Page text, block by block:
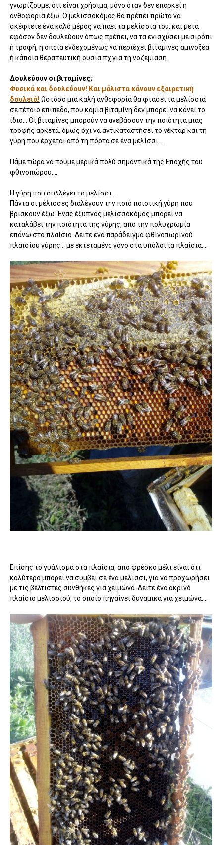
γνωρίζουμε, ότι είναι χρήσιμα, μόνο όταν δεν επαρκεί η
ανθοφορία έξω. Ο μελισσοκόμος θα πρέπει πρώτα να
σκέφτετε ένα καλό μέρος να πάει τα μελίσσια του, και μετά
εφόσον δεν δουλεύουν όπως πρέπει, να τα ενισχύσει με σιρόπι
ή τροφή, η οποία ενδεχομένως να περιέχει βιταμίνες αμινοξέα
ή κάποια θεραπευτική ουσία πχ για τη νοζεμίαση.
Δουλεύουν οι βιταμίνες;
Φυσικά και δουλεύουν! Και μάλιστα κάνουν εξαιρετική
δουλειά! Ωστόσο μια καλή ανθοφορία θα φτάσει τα μελίσσια
σε τέτοιο επίπεδο, που καμία βιταμίνη δεν μπορεί να κάνει το
ίδιο... Οι βιταμίνες μπορούν να ανεβάσουν την ποιότητα μιας
τροφής αρκετά, όμως όχι να αντικαταστήσει το νέκταρ και τη
γύρη που έρχεται από τη πόρτα σε ένα μελίσσι....
Πάμε τώρα να πούμε μερικά πολύ σημαντικά της Εποχής του
φθινοπώρου....
Η γύρη που συλλέγει το μελίσσι....
Πάντα οι μέλισσες διαλέγουν την ποιό ποιοτική γύρη που
βρίσκουν έξω. Ένας έξυπνος μελισσοκόμος μπορεί να
καταλάβει την ποιότητα της γύρης, απο την πολυχρωμία
επάνω στο πλαίσιο. Δείτε ενα παράδειγμα φθινοπωρινού
πλαισίου γύρης... με εκτεταμένο γόνο στα υπόλοιπα πλαίσια....
Επίσης το γυάλισμα στα πλαίσια, απο φρέσκο μέλι είναι ότι
καλύτερο μπορεί να συμβεί σε ένα μελίσσι, για να προχωρήσει
με τις βέλτιστες συνθήκες για χειμώνα. Δείτε ένα ακρινό
πλαίσιο μελισσιού, το οποίο πηγαίνει δυναμικά για χειμώνα....